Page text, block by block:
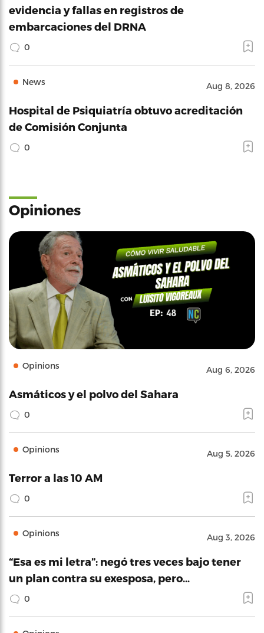
evidencia y fallas en registros de
embarcaciones del DRNA
0
News Aug 8, 2026
Hospital de Psiquiatría obtuvo acreditación
de Comisión Conjunta
0
Opiniones
Opinions Aug 6, 2026
Asmáticos y el polvo del Sahara
0
Opinions Aug 5, 2026
Terror a las 10 AM
0
Opinions Aug 3, 2026
“Esa es mi letra”: negó tres veces bajo tener
un plan contra su exesposa, pero…
0